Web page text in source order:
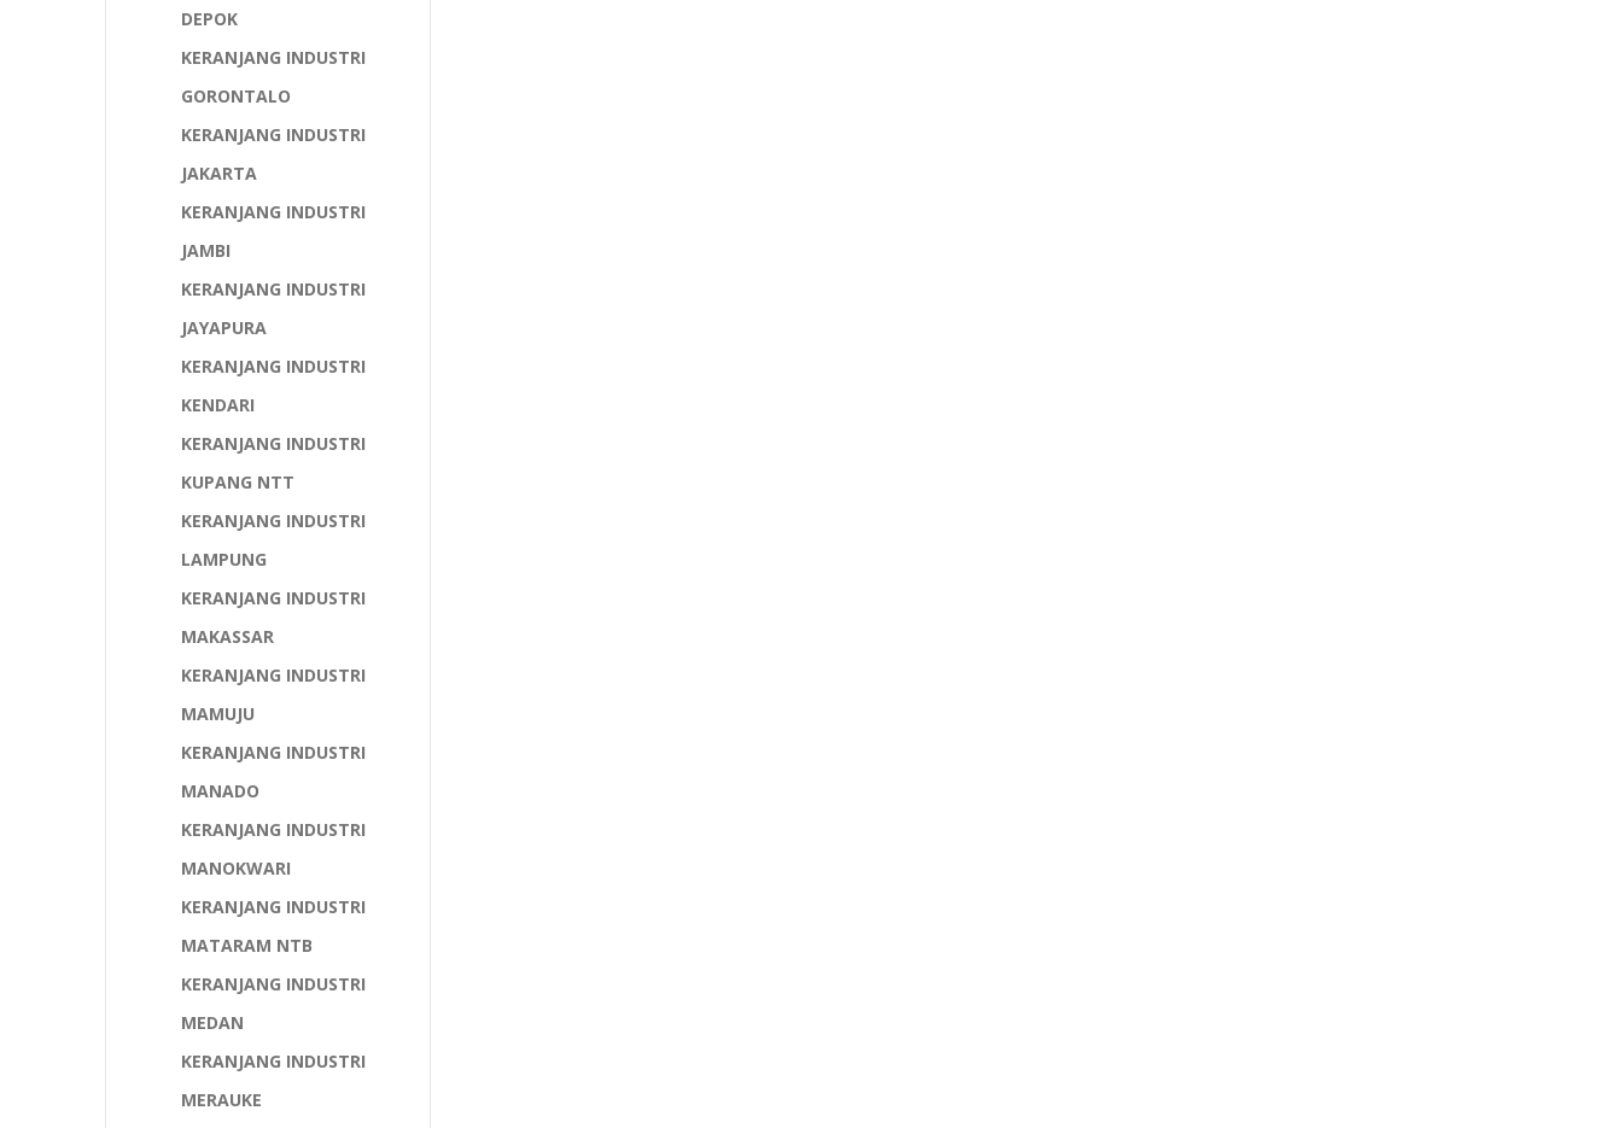
DEPOK
KERANJANG INDUSTRI
GORONTALO
KERANJANG INDUSTRI
JAKARTA
KERANJANG INDUSTRI
JAMBI
KERANJANG INDUSTRI
JAYAPURA
KERANJANG INDUSTRI
KENDARI
KERANJANG INDUSTRI
KUPANG NTT
KERANJANG INDUSTRI
LAMPUNG
KERANJANG INDUSTRI
MAKASSAR
KERANJANG INDUSTRI
MAMUJU
KERANJANG INDUSTRI
MANADO
KERANJANG INDUSTRI
MANOKWARI
KERANJANG INDUSTRI
MATARAM NTB
KERANJANG INDUSTRI
MEDAN
KERANJANG INDUSTRI
MERAUKE